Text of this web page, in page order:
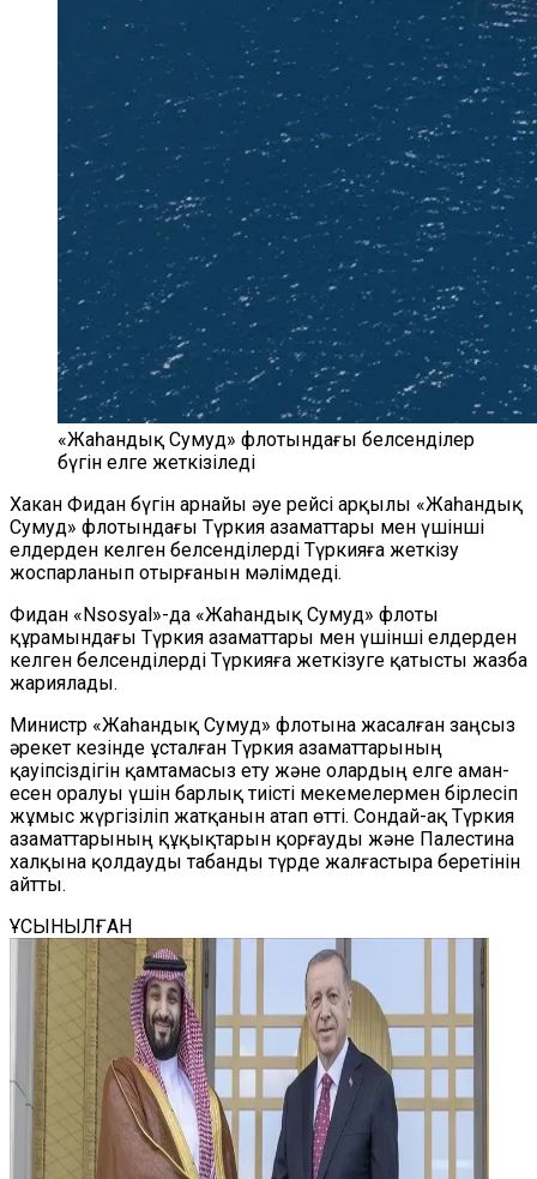
«Жаһандық Сумуд» флотындағы белсенділер
бүгін елге жеткізіледі
Хакан Фидан бүгін арнайы әуе рейсі арқылы «Жаһандық
Сумуд» флотындағы Түркия азаматтары мен үшінші
елдерден келген белсенділерді Түркияға жеткізу
жоспарланып отырғанын мәлімдеді.
Фидан «Nsosyal»-да «Жаһандық Сумуд» флоты
құрамындағы Түркия азаматтары мен үшінші елдерден
келген белсенділерді Түркияға жеткізуге қатысты жазба
жариялады.
Министр «Жаһандық Сумуд» флотына жасалған заңсыз
әрекет кезінде ұсталған Түркия азаматтарының
қауіпсіздігін қамтамасыз ету және олардың елге аман-
есен оралуы үшін барлық тиісті мекемелермен бірлесіп
жұмыс жүргізіліп жатқанын атап өтті. Сондай-ақ Түркия
азаматтарының құқықтарын қорғауды және Палестина
халқына қолдауды табанды түрде жалғастыра беретінін
айтты.
ҰСЫНЫЛҒАН